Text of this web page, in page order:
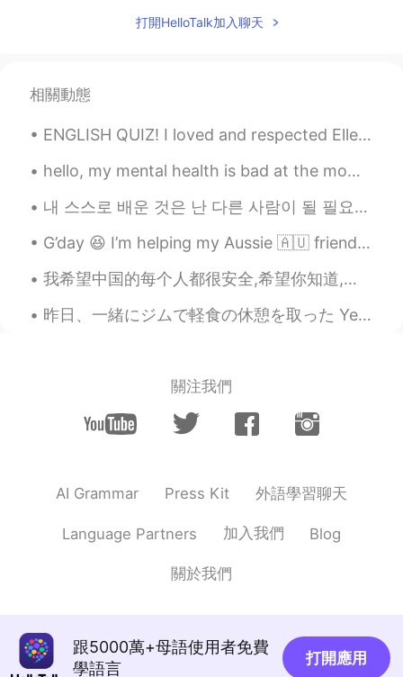
JP
しばらく閉店します。 だけでいいよね(笑)
打開HelloTalk加入聊天
相關動態
ENGLISH QUIZ! I loved and respected Ellen, and felt not a little bit noble in discarding the cou...
hello, my mental health is bad at the moment, could I please talk to one of you about it? it's 4a...
내 스스로 배운 것은 난 다른 사람이 될 필요가 없다는 것이다 그냥 내 모습이면 충분하다.. 🖤 Today is those days I won't leave bed all ...
G’day 😆 I’m helping my Aussie 🇦🇺 friend to clean his backyard and all puppies opened eyes haha 😂
我希望中国的每个人都很安全,希望你知道,即使每个人都是粗鲁的,种族歧视的,你也应该保持健康,坚强! I hope that everyone will understand that this...
昨日、一緒にジムで軽食の休憩を取った Yesterday at the gym, I took a snack break with my son 息子はこの野菜とポタトのストローが好き😆 M...
關注我們
AI Grammar Press Kit 外語學習聊天
Language Partners 加入我們 Blog
關於我們
跟5000萬+母語使用者免費
學語言
打開應用